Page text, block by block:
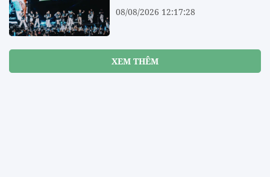
08/08/2026 12:17:28
XEM THÊM